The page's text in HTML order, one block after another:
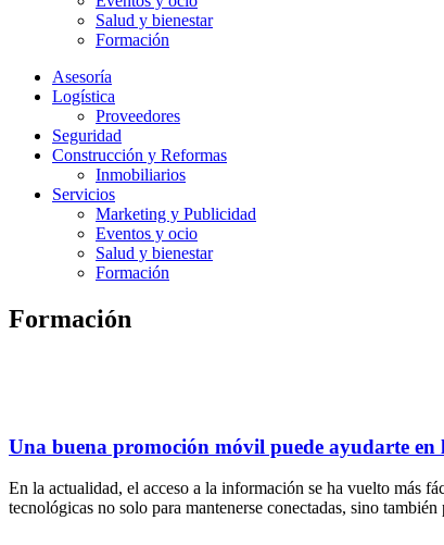
Salud y bienestar
Formación
Asesoría
Logística
Proveedores
Seguridad
Construcción y Reformas
Inmobiliarios
Servicios
Marketing y Publicidad
Eventos y ocio
Salud y bienestar
Formación
Formación
Una buena promoción móvil puede ayudarte en
En la actualidad, el acceso a la información se ha vuelto más
tecnológicas no solo para mantenerse conectadas, sino